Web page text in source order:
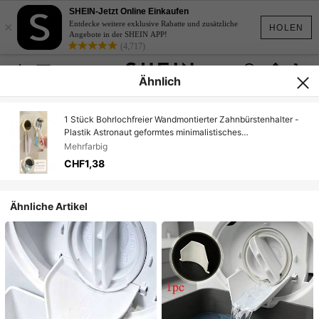
HOLEN
×
SHEIN-Jetzt Online Einkaufen
Entdecke weitere exklusive Rabatte und zusätzliche
Angebote in der SHEIN APP!
(4,717)
Ähnlich
1 Stück Bohrlochfreier Wandmontierter Zahnbürstenhalter -
Plastik Astronaut geformtes minimalistisches
Aufbewahrungsregal, Paar Zahnbürstenhalter für das
Badezimmer, geeignet für Zahnbürste, elektrische
Zahnbürste, Badezimmeraufbewahrung,
Mehrfarbig
CHF1,38
Ähnliche Artikel